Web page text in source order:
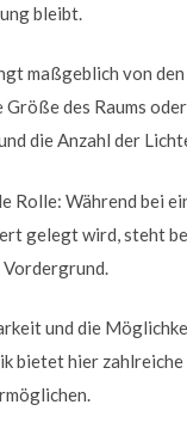
bleibt.
maßgeblich von
des Raums
die Anzahl der
Rolle: Während bei
gelegt wird, steht
und die
bietet hier